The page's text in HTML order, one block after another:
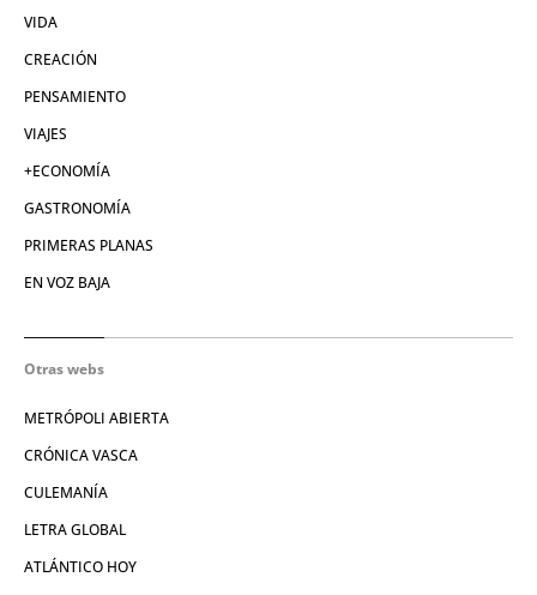
VIDA
CREACIÓN
PENSAMIENTO
VIAJES
+ECONOMÍA
GASTRONOMÍA
PRIMERAS PLANAS
EN VOZ BAJA
Otras webs
METRÓPOLI ABIERTA
CRÓNICA VASCA
CULEMANÍA
LETRA GLOBAL
ATLÁNTICO HOY